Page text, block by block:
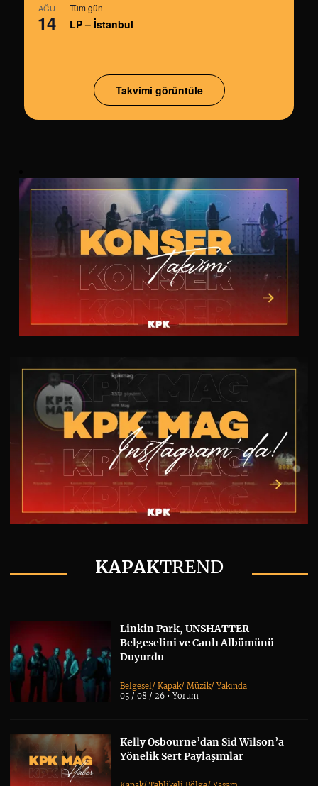
AĞU
14
Tüm gün
LP – İstanbul
Takvimi görüntüle
KAPAKTREND
Linkin Park, UNSHATTER
Belgeselini ve Canlı Albümünü
Duyurdu
Belgesel/Kapak/Müzik/Yakında
05 / 08 / 26 •Yorum
Kelly Osbourne’dan Sid Wilson’a
Yönelik Sert Paylaşımlar